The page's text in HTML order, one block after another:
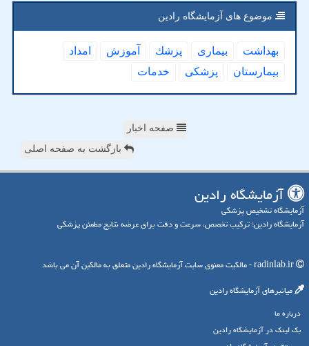
موضوع های آزمایشگاه رادین
بهداشت بیماری پزشك آموزش
امداد
بیمارستان
پزشكی خدمات
صفحه اخبار
بازگشت به صفحه اصلی
آزمایشگاه رادین
آزمایشگاه تشخیص پزشکی
آزمایشگاه رادین؛ ترکیب تخصص، سرعت و دقت برای عرضه نتایج مطمئن پزشکی
میانبرهای آزمایشگاه رادین
درباره ما
بک لینک در آزمایشگاه رادین